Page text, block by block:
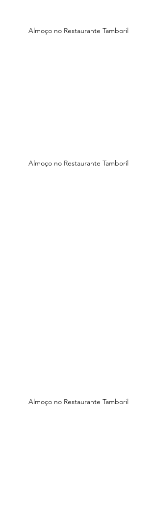
Almoço no Restaurante Tamboril
Almoço no Restaurante Tamboril
Almoço no Restaurante Tamboril